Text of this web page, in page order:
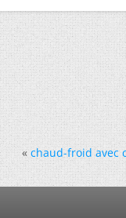
« chaud-froid avec